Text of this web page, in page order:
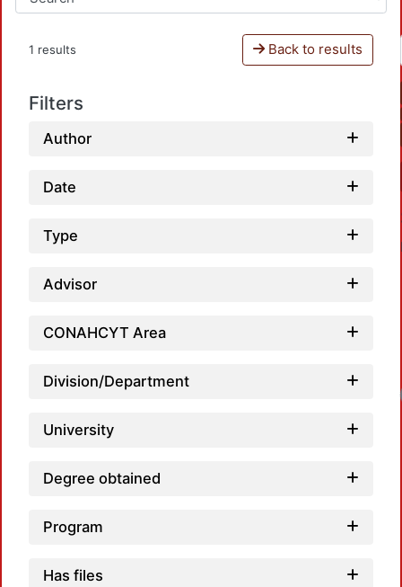
1 results Back to results
Filters
Author
Date
Type
Advisor
CONAHCYT Area
Division/Department
University
Degree obtained
Program
Has files